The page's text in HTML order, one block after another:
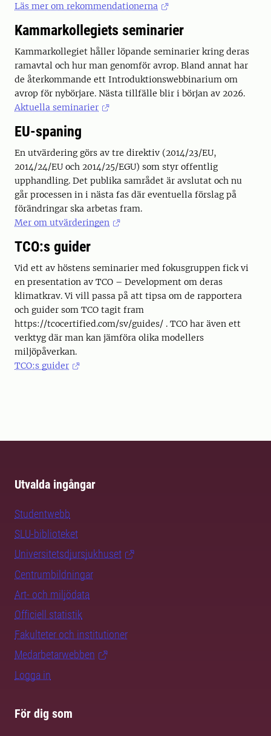
Läs mer om rekommendationerna
Kammarkollegiets seminarier
Kammarkollegiet håller löpande seminarier kring deras
ramavtal och hur man genomför avrop. Bland annat har
de återkommande ett Introduktionswebbinarium om
avrop för nybörjare. Nästa tillfälle blir i början av 2026.
Aktuella seminarier
EU-spaning
En utvärdering görs av tre direktiv (2014/23/EU,
2014/24/EU och 2014/25/EGU) som styr offentlig
upphandling. Det publika samrådet är avslutat och nu
går processen in i nästa fas där eventuella förslag på
förändringar ska arbetas fram.
Mer om utvärderingen
TCO:s guider
Vid ett av höstens seminarier med fokusgruppen fick vi
en presentation av TCO – Development om deras
klimatkrav. Vi vill passa på att tipsa om de rapportera
och guider som TCO tagit fram
https://tcocertified.com/sv/guides/ . TCO har även ett
verktyg där man kan jämföra olika modellers
miljöpåverkan.
TCO:s guider
Utvalda ingångar
Studentwebb
SLU-biblioteket
Universitetsdjursjukhuset
Centrumbildningar
Art- och miljödata
Officiell statistik
Fakulteter och institutioner
Medarbetarwebben
Logga in
För dig som